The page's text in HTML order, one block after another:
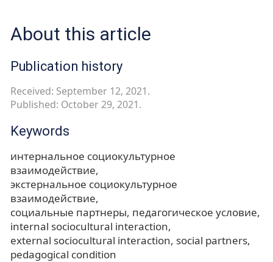
About this article
Publication history
Received: September 12, 2021.
Published: October 29, 2021.
Keywords
интернальное социокультурное
взаимодействие
экстернальное социокультурное
взаимодействие
социальные партнеры педагогическое условие
internal sociocultural interaction
external sociocultural interaction social partners
pedagogical condition